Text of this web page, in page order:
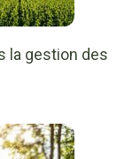
la gestion des